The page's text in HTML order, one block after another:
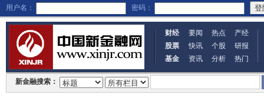
用户名： 密码：
财经 要闻 热点
产经
股票
快讯 个股
研报
基金
资讯 分析 热门
新金融搜索：